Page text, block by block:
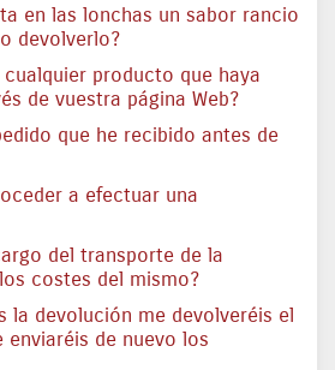
en las lonchas un sabor rancio
devolverlo?
cualquier producto que haya
de vuestra página Web?
que he recibido antes de
a efectuar una
del transporte de la
costes del mismo?
la devolución me devolveréis el
enviaréis de nuevo los